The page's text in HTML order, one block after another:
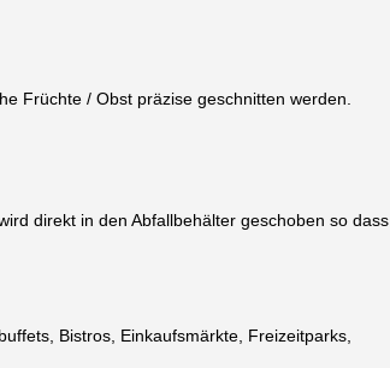
Früchte / Obst präzise geschnitten werden.
direkt in den Abfallbehälter geschoben so dass
Bistros, Einkaufsmärkte, Freizeitparks,